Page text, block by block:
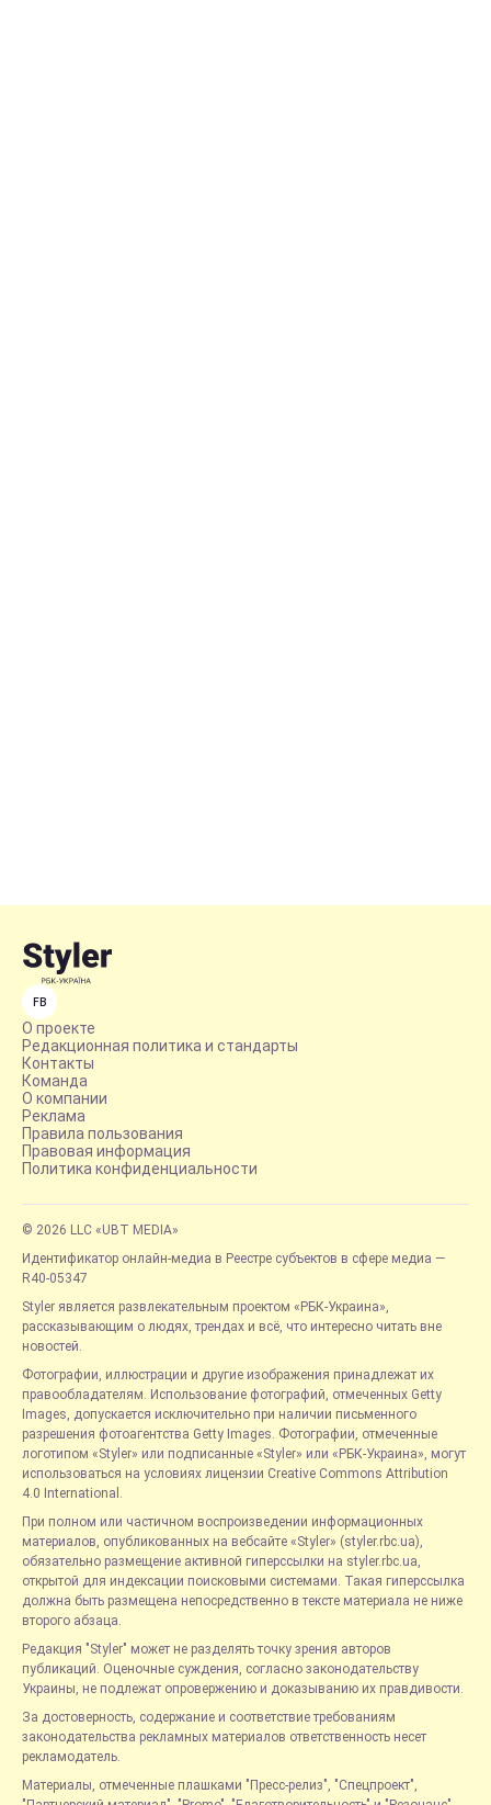
FB
О проекте
Редакционная политика и стандарты
Контакты
Команда
О компании
Реклама
Правила пользования
Правовая информация
Политика конфиденциальности
© 2026 LLC «UBT MEDIA»
Идентификатор онлайн-медиа в Реестре субъектов в сфере медиа —
R40-05347
Styler является развлекательным проектом «РБК-Украина»,
рассказывающим о людях, трендах и всё, что интересно читать вне
новостей.
Фотографии, иллюстрации и другие изображения принадлежат их
правообладателям. Использование фотографий, отмеченных Getty
Images, допускается исключительно при наличии письменного
разрешения фотоагентства Getty Images. Фотографии, отмеченные
логотипом «Styler» или подписанные «Styler» или «РБК-Украина», могут
использоваться на условиях лицензии Creative Commons Attribution
4.0 International.
При полном или частичном воспроизведении информационных
материалов, опубликованных на вебсайте «Styler» (styler.rbc.ua),
обязательно размещение активной гиперссылки на styler.rbc.ua,
открытой для индексации поисковыми системами. Такая гиперссылка
должна быть размещена непосредственно в тексте материала не ниже
второго абзаца.
Редакция "Styler" может не разделять точку зрения авторов
публикаций. Оценочные суждения, согласно законодательству
Украины, не подлежат опровержению и доказыванию их правдивости.
За достоверность, содержание и соответствие требованиям
законодательства рекламных материалов ответственность несет
рекламодатель.
Материалы, отмеченные плашками "Пресс-релиз", "Спецпроект",